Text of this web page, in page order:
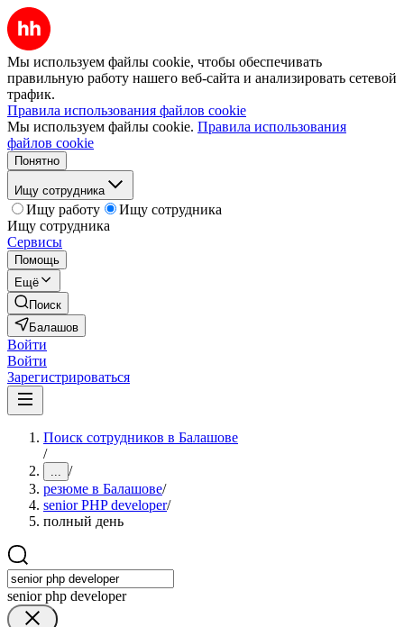
Мы используем файлы cookie, чтобы обеспечивать
правильную работу нашего веб-сайта и анализировать сетевой
трафик.
Правила использования файлов cookie
Мы используем файлы cookie. Правила использования
файлов cookie
Понятно
Ищу сотрудника
Ищу работу
Ищу сотрудника
Ищу сотрудника
Сервисы
Помощь
Ещё
Поиск
Балашов
Войти
Войти
Зарегистрироваться
Поиск сотрудников в Балашове
/
... /
резюме в Балашове/
senior PHP developer/
полный день
senior php developer